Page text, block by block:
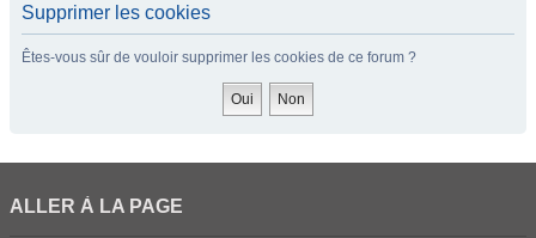
Supprimer les cookies
Êtes-vous sûr de vouloir supprimer les cookies de ce forum ?
ALLER À LA PAGE